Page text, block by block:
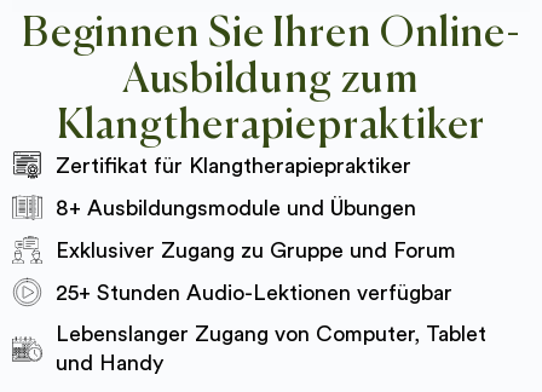
Beginnen Sie Ihren Online-
Ausbildung zum
Klangtherapiepraktiker
Zertifikat für Klangtherapiepraktiker
8+ Ausbildungsmodule und Übungen
Exklusiver Zugang zu Gruppe und Forum
25+ Stunden Audio-Lektionen verfügbar
Lebenslanger Zugang von Computer, Tablet
und Handy